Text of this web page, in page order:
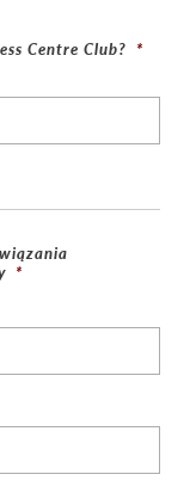
Centre Club? *
*